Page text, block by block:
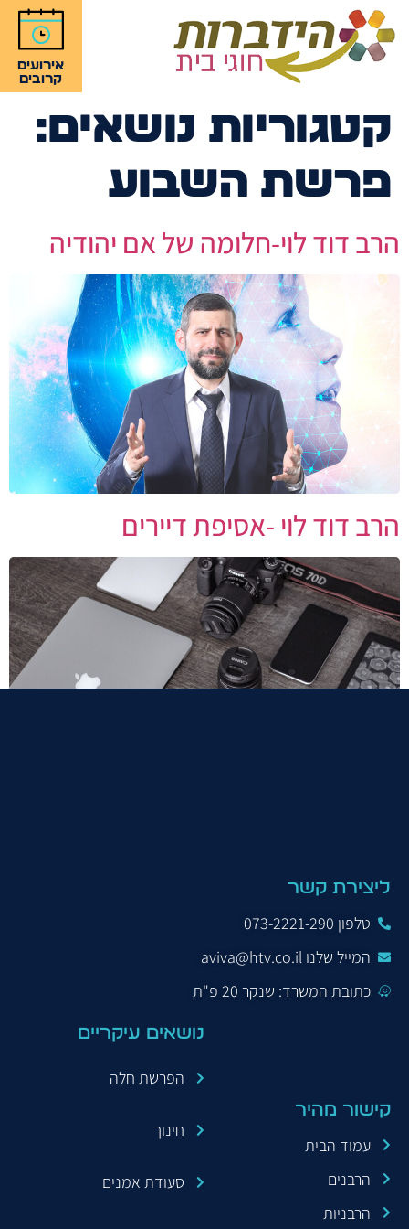
אירועים
קרובים
קטגוריות נושאים:
פרשת השבוע
הרב דוד לוי-חלומה של אם יהודיה
הרב דוד לוי -אסיפת דיירים
ליצירת קשר
טלפון 073-2221-290
המייל שלנו aviva@htv.co.il
כתובת המשרד: שנקר 20 פ"ת
קישור מהיר
עמוד הבית
הרבנים
הרבניות
נושאים עיקריים
הפרשת חלה
חינוך
סעודת אמנים